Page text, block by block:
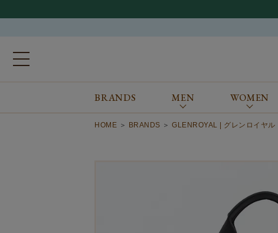
ブランドから探す
PANTHERELLA
REPRODUCTION
ALL MEN WOMEN
BRANDS MEN WOMEN
HOME BRANDS GLENROYAL | グレンロイヤル